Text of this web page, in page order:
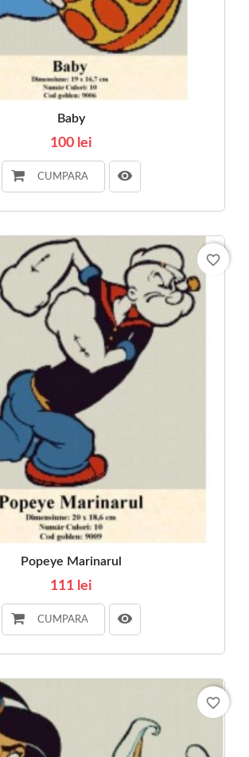
Baby
100 lei
CUMPARA
Popeye Marinarul
111 lei
CUMPARA
favorite_border
favorite_border